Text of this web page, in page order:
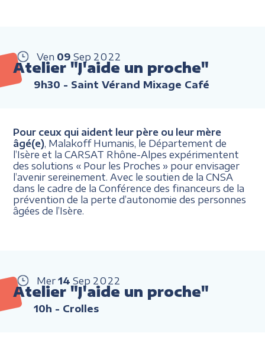
Ven 09 Sep 2022
Atelier "J'aide un proche"
9h30 - Saint Vérand Mixage Café
Pour ceux qui aident leur père ou leur mère
âgé(e) , Malakoff Humanis, le Département de
l’Isère et la CARSAT Rhône-Alpes expérimentent
des solutions « Pour les Proches » pour envisager
l’avenir sereinement. Avec le soutien de la CNSA
dans le cadre de la Conférence des financeurs de la
prévention de la perte d’autonomie des personnes
âgées de l’Isère.
Mer 14 Sep 2022
Atelier "J'aide un proche"
10h - Crolles